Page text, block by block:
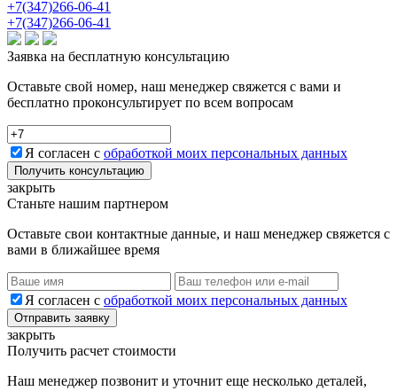
+7(347)266-06-41
+7(347)266-06-41
Заявка на бесплатную консультацию
Оставьте свой номер, наш менеджер свяжется с вами и
бесплатно проконсультирует по всем вопросам
Я согласен с обработкой моих персональных данных
Получить консультацию
закрыть
Станьте нашим партнером
Оставьте свои контактные данные, и наш менеджер свяжется с
вами в ближайшее время
Я согласен с обработкой моих персональных данных
Отправить заявку
закрыть
Получить расчет стоимости
Наш менеджер позвонит и уточнит еще несколько деталей,